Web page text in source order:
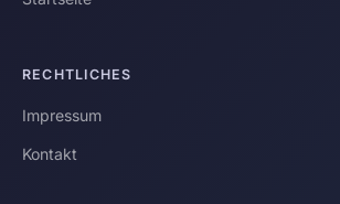
RECHTLICHES
Impressum
Kontakt